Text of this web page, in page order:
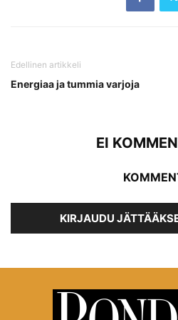
Edellinen artikkeli
Energiaa ja tummia varjoja
EI
KIRJAUDU